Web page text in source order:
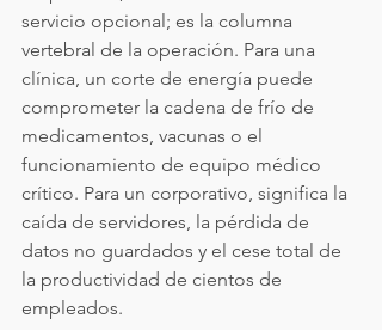
servicio opcional; es la columna
vertebral de la operación. Para una
clínica, un corte de energía puede
comprometer la cadena de frío de
medicamentos, vacunas o el
funcionamiento de equipo médico
crítico. Para un corporativo, significa la
caída de servidores, la pérdida de
datos no guardados y el cese total de
la productividad de cientos de
empleados.